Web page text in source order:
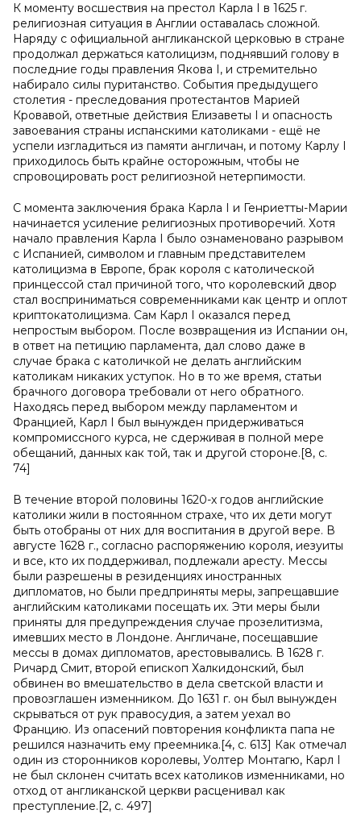
К моменту восшествия на престол Карла I в 1625 г.
религиозная ситуация в Англии оставалась сложной.
Наряду с официальной англиканской церковью в стране
продолжал держаться католицизм, поднявший голову в
последние годы правления Якова I, и стремительно
набирало силы пуританство. События предыдущего
столетия - преследования протестантов Марией
Кровавой, ответные действия Елизаветы I и опасность
завоевания страны испанскими католиками - ещё не
успели изгладиться из памяти англичан, и потому Карлу I
приходилось быть крайне осторожным, чтобы не
спровоцировать рост религиозной нетерпимости.
С момента заключения брака Карла I и Генриетты-Марии
начинается усиление религиозных противоречий. Хотя
начало правления Карла I было ознаменовано разрывом
с Испанией, символом и главным представителем
католицизма в Европе, брак короля с католической
принцессой стал причиной того, что королевский двор
стал восприниматься современниками как центр и оплот
криптокатолицизма. Сам Карл I оказался перед
непростым выбором. После возвращения из Испании он,
в ответ на петицию парламента, дал слово даже в
случае брака с католичкой не делать английским
католикам никаких уступок. Но в то же время, статьи
брачного договора требовали от него обратного.
Находясь перед выбором между парламентом и
Францией, Карл I был вынужден придерживаться
компромиссного курса, не сдерживая в полной мере
обещаний, данных как той, так и другой стороне.[8, с.
74]
В течение второй половины 1620-х годов английские
католики жили в постоянном страхе, что их дети могут
быть отобраны от них для воспитания в другой вере. В
августе 1628 г., согласно распоряжению короля, иезуиты
и все, кто их поддерживал, подлежали аресту. Мессы
были разрешены в резиденциях иностранных
дипломатов, но были предприняты меры, запрещавшие
английским католиками посещать их. Эти меры были
приняты для предупреждения случае прозелитизма,
имевших место в Лондоне. Англичане, посещавшие
мессы в домах дипломатов, арестовывались. В 1628 г.
Ричард Смит, второй епископ Халкидонский, был
обвинен во вмешательство в дела светской власти и
провозглашен изменником. До 1631 г. он был вынужден
скрываться от рук правосудия, а затем уехал во
Францию. Из опасений повторения конфликта папа не
решился назначить ему преемника.[4, с. 613] Как отмечал
один из сторонников королевы, Уолтер Монтагю, Карл I
не был склонен считать всех католиков изменниками, но
отход от англиканской церкви расценивал как
преступление.[2, с. 497]